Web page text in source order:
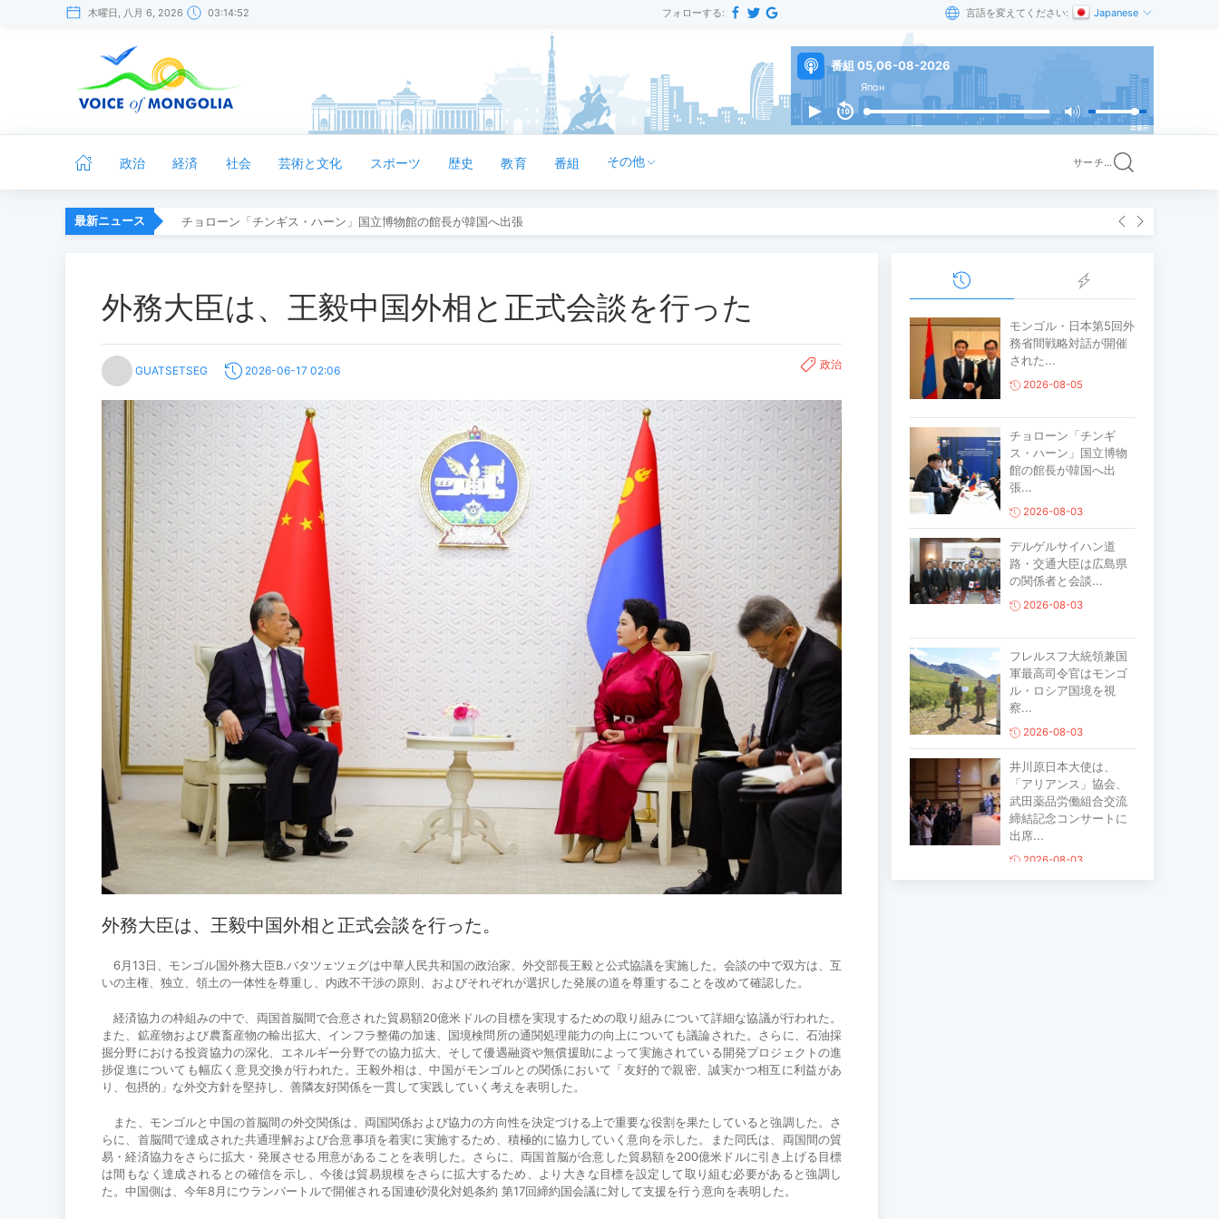
木曜日, 八月 6, 2026 03:14:52 フォローする: 言語を変えてください: Japanese
番組 05,06-08-2026
Япон
政治 経済 社会 芸術と文化 スポーツ 歴史 教育 番組 その他 サーチ...
最新ニュース チョローン「チンギス・ハーン」国立博物館の館長が韓国へ出張
外務大臣は、王毅中国外相と正式会談を行った
GUATSETSEG 2026-06-17 02:06 政治
外務大臣は、王毅中国外相と正式会談を行った。
6月13日、モンゴル国外務大臣B.バタツェツェグは中華人民共和国の政治家、外交部長王毅と公式協議を実施した。会談の中で双方は、互
いの主権、独立、領土の一体性を尊重し、内政不干渉の原則、およびそれぞれが選択した発展の道を尊重することを改めて確認した。
経済協力の枠組みの中で、両国首脳間で合意された貿易額20億米ドルの目標を実現するための取り組みについて詳細な協議が行われた。
また、鉱産物および農畜産物の輸出拡大、インフラ整備の加速、国境検問所の通関処理能力の向上についても議論された。さらに、石油採
掘分野における投資協力の深化、エネルギー分野での協力拡大、そして優遇融資や無償援助によって実施されている開発プロジェクトの進
捗促進についても幅広く意見交換が行われた。王毅外相は、中国がモンゴルとの関係において「友好的で親密、誠実かつ相互に利益があ
り、包摂的」な外交方針を堅持し、善隣友好関係を一貫して実践していく考えを表明した。
また、モンゴルと中国の首脳間の外交関係は、両国関係および協力の方向性を決定づける上で重要な役割を果たしていると強調した。さ
らに、首脳間で達成された共通理解および合意事項を着実に実施するため、積極的に協力していく意向を示した。また同氏は、両国間の貿
易・経済協力をさらに拡大・発展させる用意があることを表明した。さらに、両国首脳が合意した貿易額を200億米ドルに引き上げる目標
は間もなく達成されるとの確信を示し、今後は貿易規模をさらに拡大するため、より大きな目標を設定して取り組む必要があると強調し
た。中国側は、今年8月にウランバートルで開催される国連砂漠化対処条約 第17回締約国会議に対して支援を行う意向を表明した。
モンゴル・日本第5回外
務省間戦略対話が開催
された...
2026-08-05
チョローン「チンギ
ス・ハーン」国立博物
館の館長が韓国へ出
張...
2026-08-03
デルゲルサイハン道
路・交通大臣は広島県
の関係者と会談...
2026-08-03
フレルスフ大統領兼国
軍最高司令官はモンゴ
ル・ロシア国境を視
察...
2026-08-03
井川原日本大使は、
「アリアンス」協会、
武田薬品労働組合交流
締結記念コンサートに
出席...
2026-08-03